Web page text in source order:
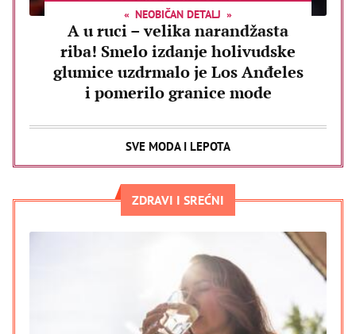
NEOBIČAN DETALJ
A u ruci – velika narandžasta
riba! Smelo izdanje holivudske
glumice uzdrmalo je Los Anđeles
i pomerilo granice mode
SVE MODA I LEPOTA
ZDRAVI I SREĆNI